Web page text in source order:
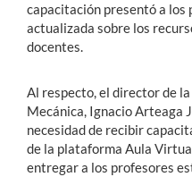
capacitación presentó a
actualizada sobre los
docentes.
Al respecto, el director de
Mecánica, Ignacio Arteaga
necesidad de recibir
de la plataforma Aula
entregar a los profesores